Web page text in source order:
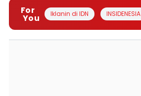
For
You Iklanin di IDN INSIDENESIA